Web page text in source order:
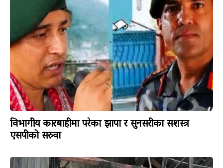
विभागीय कारबाहीमा परेका झापा र सुनसरीका सशस्त्र
एसपीको सरुवा